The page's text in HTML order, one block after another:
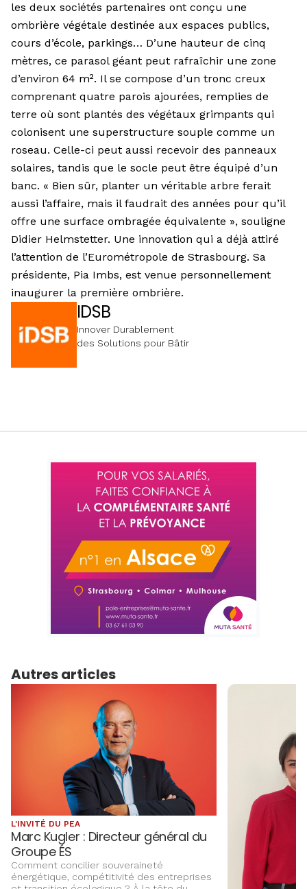
les deux sociétés partenaires ont conçu une
ombrière végétale destinée aux espaces publics,
cours d’école, parkings… D’une hauteur de cinq
mètres, ce parasol géant peut rafraîchir une zone
d’environ 64 m². Il se compose d’un tronc creux
comprenant quatre parois ajourées, remplies de
terre où sont plantés des végétaux grimpants qui
colonisent une superstructure souple comme un
roseau. Celle-ci peut aussi recevoir des panneaux
solaires, tandis que le socle peut être équipé d’un
banc. « Bien sûr, planter un véritable arbre ferait
aussi l’affaire, mais il faudrait des années pour qu’il
offre une surface ombragée équivalente », souligne
Didier Helmstetter. Une innovation qui a déjà attiré
l’attention de l’Eurométropole de Strasbourg. Sa
présidente, Pia Imbs, est venue personnellement
inaugurer la première ombrière.
IDSB
Innover Durablement
des Solutions pour Bâtir
Autres articles
L'INVITÉ DU PEA
Marc Kugler : Directeur général du
Groupe ÉS
Comment concilier souveraineté
énergétique, compétitivité des entreprises